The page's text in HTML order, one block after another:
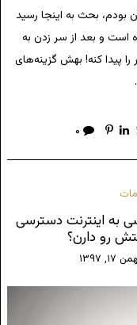
بحث به اینجا رسید
است و بعد از سر زدن به
پیدا کنه! بهش گزینه‌های
۰
به اینترنت دسترسی
رو دارن؟
۱۳۹۷